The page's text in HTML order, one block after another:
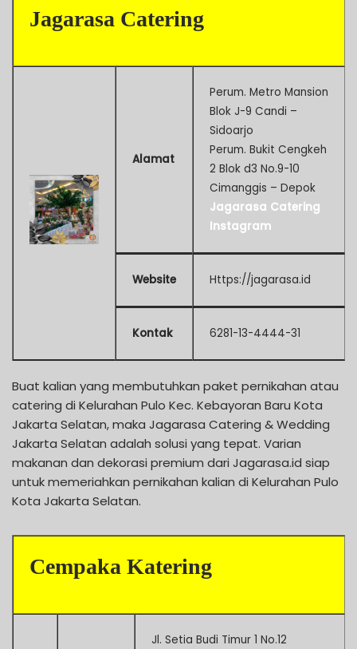
Jagarasa Catering
Alamat
Perum. Metro Mansion
Blok J-9 Candi –
Sidoarjo
Perum. Bukit Cengkeh
2 Blok d3 No.9-10
Cimanggis – Depok
Jagarasa Catering
Instagram
Website Https://jagarasa.id
Kontak 6281-13-4444-31
Buat kalian yang membutuhkan paket pernikahan atau
catering di Kelurahan Pulo Kec. Kebayoran Baru Kota
Jakarta Selatan, maka Jagarasa Catering & Wedding
Jakarta Selatan adalah solusi yang tepat. Varian
makanan dan dekorasi premium dari Jagarasa.id siap
untuk memeriahkan pernikahan kalian di Kelurahan Pulo
Kota Jakarta Selatan.
Cempaka Katering
Jl. Setia Budi Timur 1 No.12